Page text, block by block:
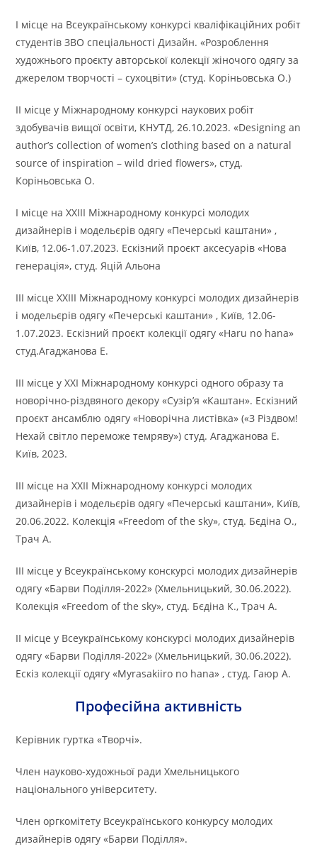
І місце на Всеукраїнському конкурсі кваліфікаційних робіт
студентів ЗВО спеціальності Дизайн. «Розроблення
художнього проєкту авторської колекції жіночого одягу за
джерелом творчості – сухоцвіти» (студ. Коріньовська О.)
ІІ місце у Міжнародному конкурсі наукових робіт
здобувачів вищої освіти, КНУТД, 26.10.2023. «Designing an
author’s collection of women’s clothing based on a natural
source of inspiration – wild dried flowers», студ.
Коріньовська О.
І місце на ХХІІІ Міжнародному конкурсі молодих
дизайнерів і модельєрів одягу «Печерські каштани» ,
Київ, 12.06-1.07.2023. Ескізний проєкт аксесуарів «Нова
генерація», студ. Яцій Альона
ІІІ місце ХХІІІ Міжнародному конкурсі молодих дизайнерів
і модельєрів одягу «Печерські каштани» , Київ, 12.06-
1.07.2023. Ескізний проєкт колекції одягу «Haru no hana»
студ.Агаджанова Е.
ІІІ місце у ХХІ Міжнародному конкурсі одного образу та
новорічно-різдвяного декору «Сузір’я «Каштан». Ескізний
проєкт ансамблю одягу «Новорічна листівка» («З Різдвом!
Нехай світло переможе темряву») студ. Агаджанова Е.
Київ, 2023.
ІІІ місце на ХХІІ Міжнародному конкурсі молодих
дизайнерів і модельєрів одягу «Печерські каштани», Київ,
20.06.2022. Колекція «Freedom of the sky», студ. Бєдіна О.,
Трач А.
ІІІ місце у Всеукраїнському конскурсі молодих дизайнерів
одягу «Барви Поділля-2022» (Хмельницький, 30.06.2022).
Колекція «Freedom of the sky», студ. Бєдіна К., Трач А.
ІІ місце у Всеукраїнському конскурсі молодих дизайнерів
одягу «Барви Поділля-2022» (Хмельницький, 30.06.2022).
Ескіз колекції одягу «Myrasakiiro no hana» , студ. Гаюр А.
Професійна активність
Керівник гуртка «Творчі».
Член науково-художньої ради Хмельницького
національного університету.
Член оргкомітету Всеукраїнського конкурсу молодих
дизайнерів одягу «Барви Поділля».